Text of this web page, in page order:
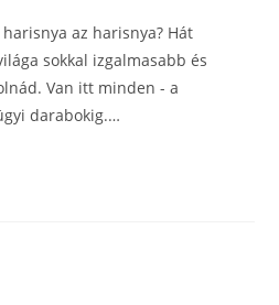
az harisnya? Hát
sokkal izgalmasabb és
Van itt minden - a
darabokig.…